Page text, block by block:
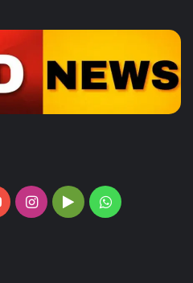
YouTubeInstagram
GoogleWhatsApp